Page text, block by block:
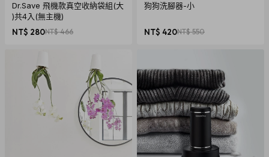
Dr.Save 飛機款真空收納袋組(大
)共4入(無主機)
NT$ 280NT$ 466
狗狗洗腳器-小
NT$ 420NT$ 550